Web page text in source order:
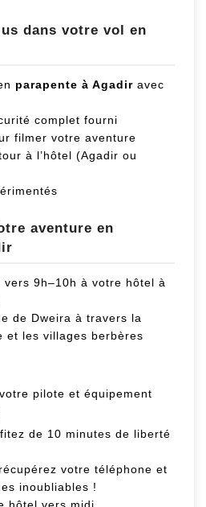
dans votre vol en
parapente à Agadir avec
complet fourni
filmer votre aventure
à l’hôtel (Agadir ou
aventure en
vers 9h–10h à votre hôtel à
de Dweira à travers la
et les villages berbères
pilote et équipement
de 10 minutes de liberté
votre téléphone et
inoubliables !